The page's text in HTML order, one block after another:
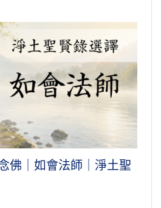
佛｜如會法師｜淨土聖